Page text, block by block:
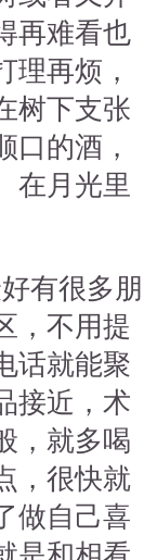
再难看也
理再烦，
树下支张
口的酒，
在月光里
有很多朋
，不用提
话就能聚
接近，术
，就多喝
，很快就
做自己喜